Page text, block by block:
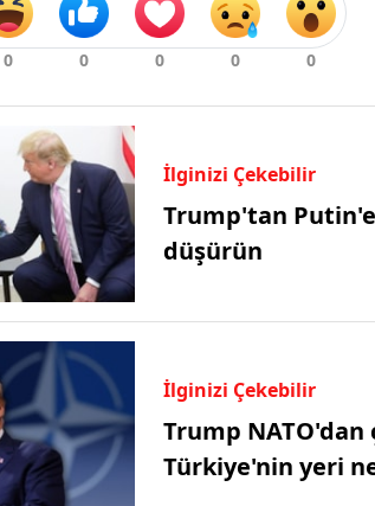
İlginizi Çekebilir
Trump'tan
düşürün
İlginizi Çekebilir
Trump NATO'dan
Türkiye'nin yeri